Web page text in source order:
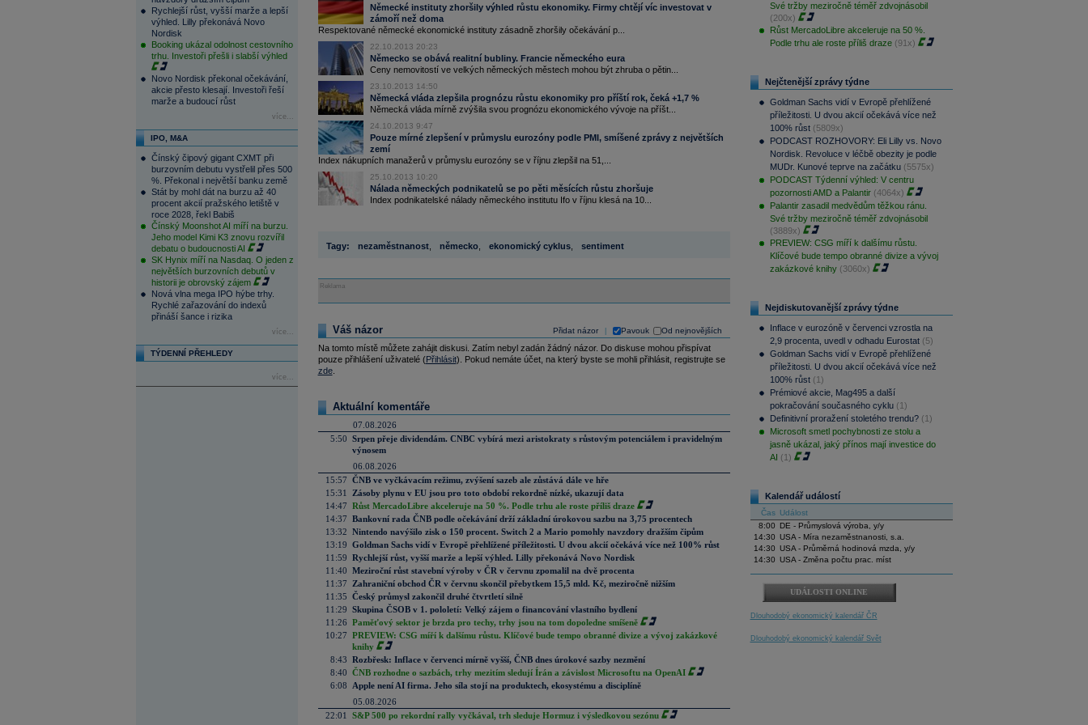
Rychlejší růst, vyšší marže a lepší
výhled. Lilly překonává Novo
Nordisk
Booking ukázal odolnost cestovního
trhu. Investoři přešli i slabší výhled
Novo Nordisk překonal očekávání,
akcie přesto klesají. Investoři řeší
marže a budoucí růst
více...
IPO, M&A
Čínský čipový gigant CXMT při
burzovním debutu vystřelil přes 500
%. Překonal i největší banku země
Stát by mohl dát na burzu až 40
procent akcií pražského letiště v
roce 2028, řekl Babiš
Čínský Moonshot AI míří na burzu.
Jeho model Kimi K3 znovu rozvířil
debatu o budoucnosti AI
SK Hynix míří na Nasdaq. O jeden z
největších burzovních debutů v
historii je obrovský zájem
Nová vlna mega IPO hýbe trhy.
Rychlé zařazování do indexů
přináší šance i rizika
více...
TÝDENNÍ PŘEHLEDY
více...
Německé instituty zhoršily výhled růstu ekonomiky. Firmy chtějí víc investovat v
zámoří než doma
Respektované německé ekonomické instituty zásadně zhoršily očekávání p...
22.10.2013 20:23
Německo se obává realitní bubliny. Francie německého eura
Ceny nemovitostí ve velkých německých městech mohou být zhruba o pětin...
23.10.2013 14:50
Německá vláda zlepšila prognózu růstu ekonomiky pro příští rok, čeká +1,7 %
Německá vláda mírně zvýšila svou prognózu ekonomického vývoje na příšt...
24.10.2013 9:47
Pouze mírné zlepšení v průmyslu eurozóny podle PMI, smíšené zprávy z největších
zemí
Index nákupních manažerů v průmyslu eurozóny se v říjnu zlepšil na 51,...
25.10.2013 10:20
Nálada německých podnikatelů se po pěti měsících růstu zhoršuje
Index podnikatelské nálady německého institutu Ifo v říjnu klesá na 10...
Tagy: nezaměstnanost, německo, ekonomický cyklus, sentiment
Reklama
Přidat názor Pavouk Od nejnovějších
Váš názor
Na tomto místě můžete zahájit diskusi. Zatím nebyl zadán žádný názor. Do diskuse mohou přispívat
pouze přihlášení uživatelé (Přihlásit). Pokud nemáte účet, na který byste se mohli přihlásit, registrujte se
zde.
Aktuální komentáře
07.08.2026
5:50 Srpen přeje dividendám. CNBC vybírá mezi aristokraty s růstovým potenciálem i pravidelným
výnosem
06.08.2026
15:57 ČNB ve vyčkávacím režimu, zvýšení sazeb ale zůstává dále ve hře
15:31
Zásoby plynu v EU jsou pro toto období rekordně nízké, ukazují data
14:47 Růst MercadoLibre akceleruje na 50 %. Podle trhu ale roste příliš draze
14:37 Bankovní rada ČNB podle očekávání drží základní úrokovou sazbu na 3,75 procentech
13:32 Nintendo navýšilo zisk o 150 procent. Switch 2 a Mario pomohly navzdory dražším čipům
13:19 Goldman Sachs vidí v Evropě přehlížené příležitosti. U dvou akcií očekává více než 100% růst
11:59 Rychlejší růst, vyšší marže a lepší výhled. Lilly překonává Novo Nordisk
11:40 Meziroční růst stavební výroby v ČR v červnu zpomalil na dvě procenta
11:37
Zahraniční obchod ČR v červnu skončil přebytkem 15,5 mld. Kč, meziročně nižším
11:35 Český průmysl zakončil druhé čtvrtletí silně
11:29 Skupina ČSOB v 1. pololetí: Velký zájem o financování vlastního bydlení
11:26 Paměťový sektor je brzda pro techy, trhy jsou na tom dopoledne smíšeně
10:27 PREVIEW: CSG míří k dalšímu růstu. Klíčové bude tempo obranné divize a vývoj zakázkové
knihy
8:43 Rozbřesk: Inflace v červenci mírně vyšší, ČNB dnes úrokové sazby nezmění
8:40 ČNB rozhodne o sazbách, trhy mezitím sledují Írán a závislost Microsoftu na OpenAI
6:08
Apple není AI firma. Jeho síla stojí na produktech, ekosystému a disciplíně
05.08.2026
22:01
S&P 500 po rekordní rally vyčkával, trh sleduje Hormuz i výsledkovou sezónu
Své tržby meziročně téměř zdvojnásobil
(200x)
Růst MercadoLibre akceleruje na 50 %.
Podle trhu ale roste příliš draze (91x)
Nejčtenější zprávy týdne
Goldman Sachs vidí v Evropě přehlížené
příležitosti. U dvou akcií očekává více než
100% růst (5809x)
PODCAST ROZHOVORY: Eli Lilly vs. Novo
Nordisk. Revoluce v léčbě obezity je podle
MUDr. Kunové teprve na začátku (5575x)
PODCAST Týdenní výhled: V centru
pozornosti AMD a Palantir (4064x)
Palantir zasadil medvědům těžkou ránu.
Své tržby meziročně téměř zdvojnásobil
(3889x)
PREVIEW: CSG míří k dalšímu růstu.
Klíčové bude tempo obranné divize a vývoj
zakázkové knihy (3060x)
Nejdiskutovanější zprávy týdne
Inflace v eurozóně v červenci vzrostla na
2,9 procenta, uvedl v odhadu Eurostat (5)
Goldman Sachs vidí v Evropě přehlížené
příležitosti. U dvou akcií očekává více než
100% růst (1)
Prémiové akcie, Mag495 a další
pokračování současného cyklu (1)
Definitivní proražení stoletého trendu? (1)
Microsoft smetl pochybnosti ze stolu a
jasně ukázal, jaký přínos mají investice do
AI (1)
Kalendář událostí
Čas Událost
8:00
DE - Průmyslová výroba, y/y
14:30 USA - Míra nezaměstnanosti, s.a.
14:30 USA - Průměrná hodinová mzda, y/y
14:30 USA - Změna počtu prac. míst
UDÁLOSTI ONLINE
Dlouhodobý ekonomický kalendář ČR
Dlouhodobý ekonomický kalendář Svět